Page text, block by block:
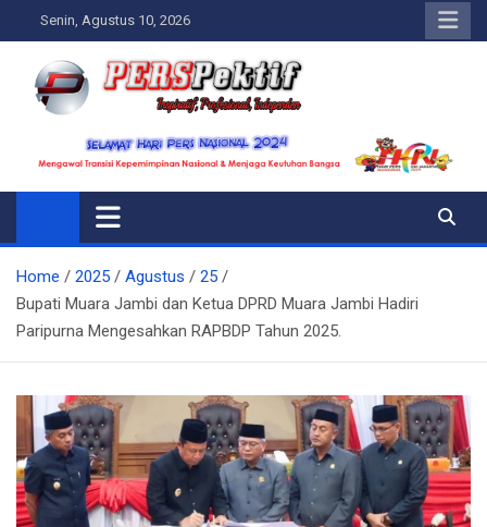
to
content
Senin, Agustus 10, 2026
Perspektif.today
Ispiratif Profesional Independen
Home 2025 Agustus
25
Bupati Muara Jambi dan Ketua DPRD Muara Jambi Hadiri
Paripurna Mengesahkan RAPBDP Tahun 2025.